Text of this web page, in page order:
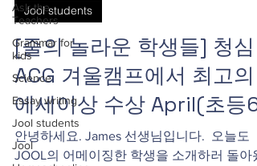
Ask the
Teachers
Grammar for
kids
Science
Essay writing
Jool students
Jool
Jool students
[줄의 놀라운 학생들] 청심
ACG 겨울캠프에서 최고의
에세이상 수상 April(초등6)
안녕하세요. James 선생님입니다. ​ 오늘도
JOOL의 어메이징한 학생을 소개하러 돌아